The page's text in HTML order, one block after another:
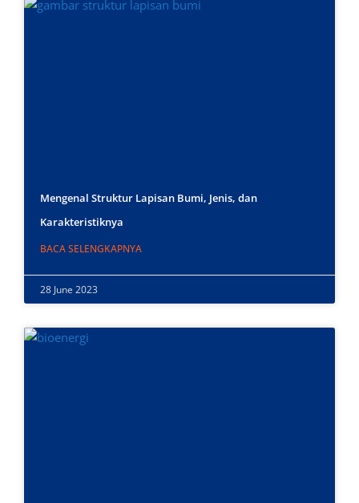
Mengenal Struktur Lapisan Bumi, Jenis, dan
Karakteristiknya
BACA SELENGKAPNYA
28 June 2023